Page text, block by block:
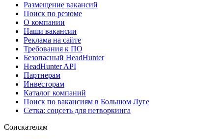
Размещение вакансий
Поиск по резюме
О компании
Наши вакансии
Реклама на сайте
Требования к ПО
Безопасный HeadHunter
HeadHunter API
Партнерам
Инвесторам
Каталог компаний
Поиск по вакансиям в Большом Луге
Сетка: соцсеть для нетворкинга
Соискателям